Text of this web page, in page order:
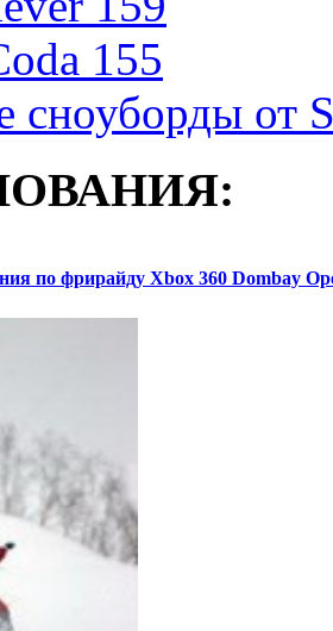
155
от
по фрирайду Xbox 360 Dombay